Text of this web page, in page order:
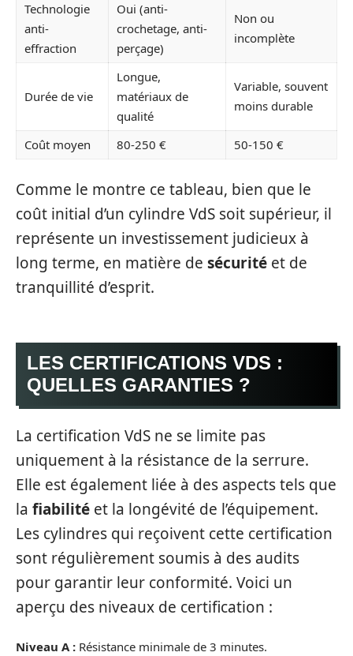
Technologie
anti-
effraction
Oui (anti-
crochetage, anti-
perçage)
Non ou
incomplète
Durée de vie
Longue,
matériaux de
qualité
Variable, souvent
moins durable
Coût moyen 80-250 € 50-150 €
Comme le montre ce tableau, bien que le
coût initial d’un cylindre VdS soit supérieur, il
représente un investissement judicieux à
long terme, en matière de sécurité et de
tranquillité d’esprit.
LES CERTIFICATIONS VDS :
QUELLES GARANTIES ?
La certification VdS ne se limite pas
uniquement à la résistance de la serrure.
Elle est également liée à des aspects tels que
la fiabilité et la longévité de l’équipement.
Les cylindres qui reçoivent cette certification
sont régulièrement soumis à des audits
pour garantir leur conformité. Voici un
aperçu des niveaux de certification :
Niveau A : Résistance minimale de 3 minutes.